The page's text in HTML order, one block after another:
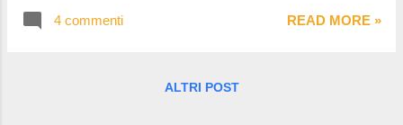
frase che ho scritto sembrava la trama di un
ho perso il senno e sono pronta a farvi fare
4 commenti READ MORE »
ALTRI POST